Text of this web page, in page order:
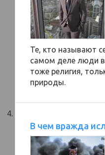
Те, кто называют
самом деле люди
тоже религия,
природы.
В чем вражда